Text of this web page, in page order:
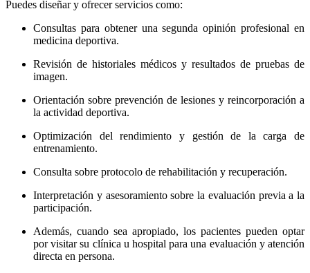
Puedes diseñar y ofrecer servicios como:
Consultas para obtener una segunda opinión profesional en
medicina deportiva.
Revisión de historiales médicos y resultados de pruebas de
imagen.
Orientación sobre prevención de lesiones y reincorporación a
la actividad deportiva.
Optimización del rendimiento y gestión de la carga de
entrenamiento.
Consulta sobre protocolo de rehabilitación y recuperación.
Interpretación y asesoramiento sobre la evaluación previa a la
participación.
Además, cuando sea apropiado, los pacientes pueden optar
por visitar su clínica u hospital para una evaluación y atención
directa en persona.